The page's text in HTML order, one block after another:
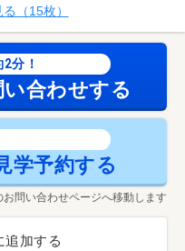
（15枚）
分！
合わせする
学予約する
お問い合わせページへ移動します
追加する